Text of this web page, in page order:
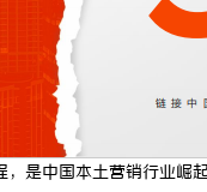
是中国本土营销行业崛